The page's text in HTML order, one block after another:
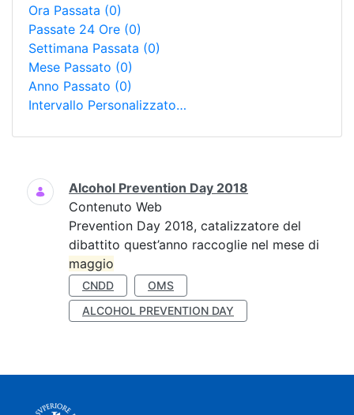
Ora Passata (0)
Passate 24 Ore (0)
Settimana Passata (0)
Mese Passato (0)
Anno Passato (0)
Intervallo Personalizzato…
Ricerca
Alcohol Prevention Day 2018
Contenuto Web
Prevention Day 2018, catalizzatore del
dibattito quest’anno raccoglie nel mese di
maggio
CNDD
OMS
ALCOHOL PREVENTION DAY